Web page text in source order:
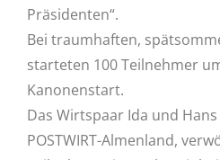
Präsidenten“.
Bei traumhaften,
starteten 100 Teilnehmer
Kanonenstart.
Das Wirtspaar Ida und
POSTWIRT-Almenland,